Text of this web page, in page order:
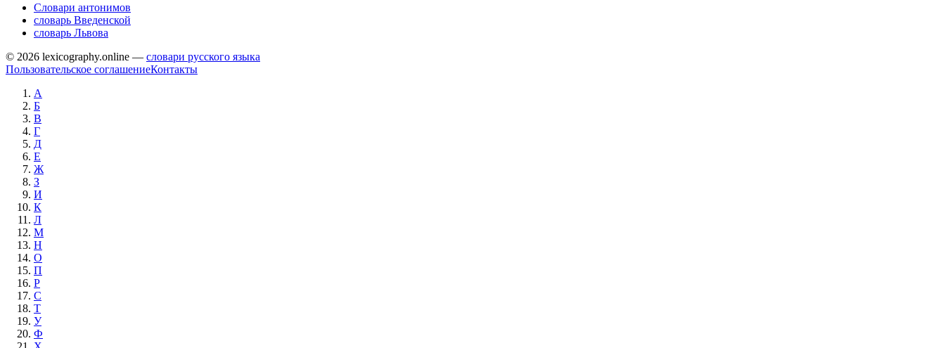
Словари антонимов
словарь Введенской
словарь Львова
© 2026 lexicography.online — словари русского языка
Пользовательское соглашениеКонтакты
А
Б
В
Г
Д
Е
Ж
З
И
К
Л
М
Н
О
П
Р
С
Т
У
Ф